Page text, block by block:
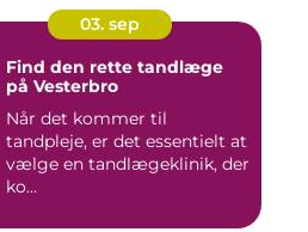
03. sep
Find den rette tandlæge
på Vesterbro
Når det kommer til
tandpleje, er det essentielt at
vælge en tandlægeklinik, der
ko...